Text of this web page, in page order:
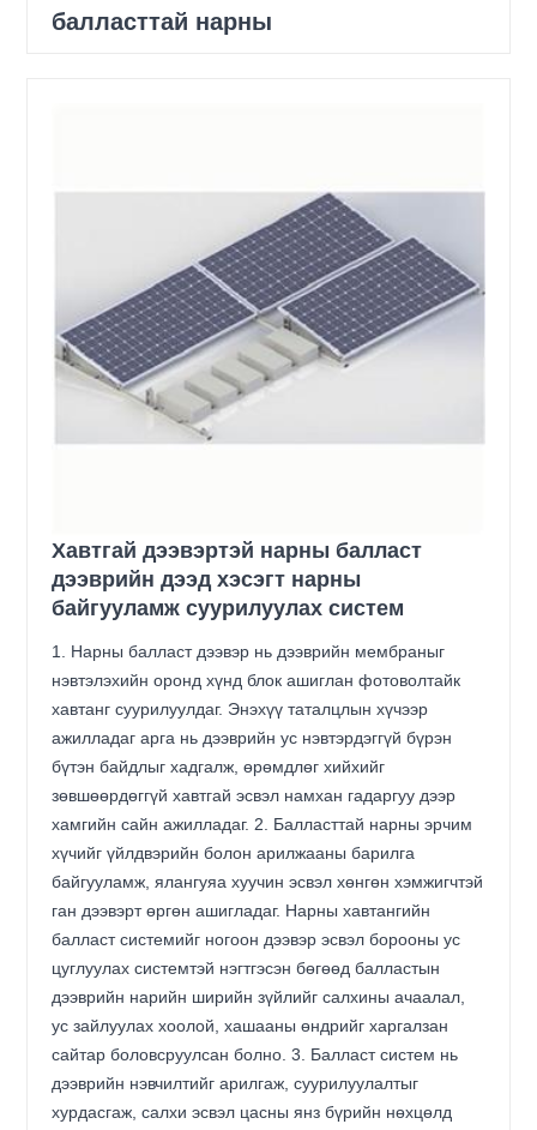
балласттай нарны
Хавтгай дээвэртэй нарны балласт
дээврийн дээд хэсэгт нарны
байгууламж суурилуулах систем
1. Нарны балласт дээвэр нь дээврийн мембраныг
нэвтэлэхийн оронд хүнд блок ашиглан фотоволтайк
хавтанг суурилуулдаг. Энэхүү таталцлын хүчээр
ажилладаг арга нь дээврийн ус нэвтэрдэггүй бүрэн
бүтэн байдлыг хадгалж, өрөмдлөг хийхийг
зөвшөөрдөггүй хавтгай эсвэл намхан гадаргуу дээр
хамгийн сайн ажилладаг. 2. Балласттай нарны эрчим
хүчийг үйлдвэрийн болон арилжааны барилга
байгууламж, ялангуяа хуучин эсвэл хөнгөн хэмжигчтэй
ган дээвэрт өргөн ашигладаг. Нарны хавтангийн
балласт системийг ногоон дээвэр эсвэл борооны ус
цуглуулах системтэй нэгтгэсэн бөгөөд балластын
дээврийн нарийн ширийн зүйлийг салхины ачаалал,
ус зайлуулах хоолой, хашааны өндрийг харгалзан
сайтар боловсруулсан болно. 3. Балласт систем нь
дээврийн нэвчилтийг арилгаж, суурилуулалтыг
хурдасгаж, салхи эсвэл цасны янз бүрийн нөхцөлд